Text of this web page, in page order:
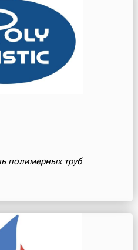
полимерных труб